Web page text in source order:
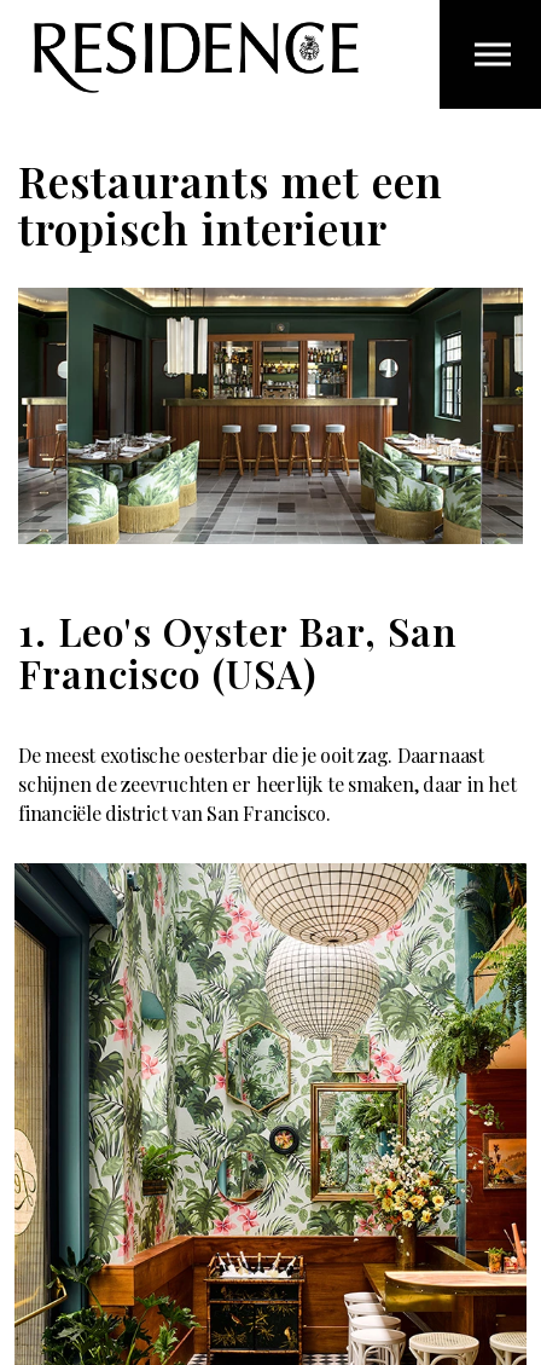
Overslaan en ga direct naar de inhoud
Restaurants met een
tropisch interieur
1. Leo's Oyster Bar, San
Francisco (USA)
De meest exotische oesterbar die je ooit zag. Daarnaast
schijnen de zeevruchten er heerlijk te smaken, daar in het
financiële district van San Francisco.